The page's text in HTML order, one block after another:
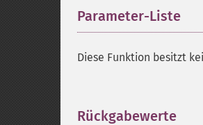
Parameter-Liste
Diese Funktion besitzt
Rückgabewerte